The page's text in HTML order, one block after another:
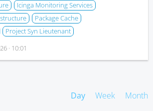
Icinga Monitoring Services
Package Cache
Project Syn Lieutenant
· 10:01
Day Week Month